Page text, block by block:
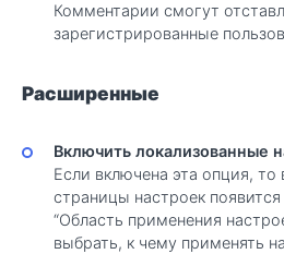
Комментарии смогут
зарегистрированные
Расширенные
Включить локализованные
Если включена эта опция, то
страницы настроек
“Область применения
выбрать, к чему применять